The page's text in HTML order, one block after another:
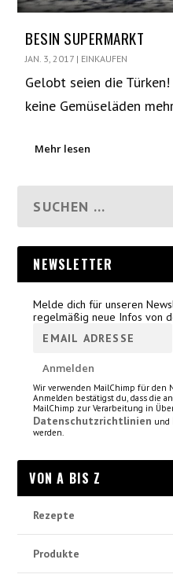
BESIN SUPERMARKT
JAN. 3, 2017 | EINKAUFEN
Gelobt seien die
keine Gemüseläden
Mehr lesen
NEWSLETTER
Melde dich für unseren
regelmäßig neue Infos von
Wir verwenden MailChimp für den
Anmelden bestätigst du, dass die
MailChimp zur Verarbeitung in
Datenschutzrichtlinien und
werden.
VON A BIS Z
Rezepte
Produkte